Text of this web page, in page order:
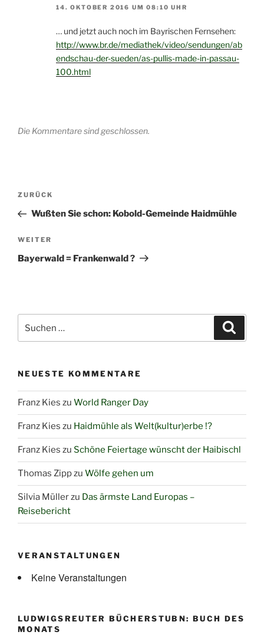
14. OKTOBER 2016 UM 08:10 UHR
… und jetzt auch noch im Bayrischen Fernsehen:
http://www.br.de/mediathek/video/sendungen/ab
endschau-der-sueden/as-pullis-made-in-passau-
100.html
Die Kommentare sind geschlossen.
Beitragsnavigation
Vorheriger
Beitrag
ZURÜCK
Wußten Sie schon: Kobold-Gemeinde Haidmühle
Nächster
Beitrag
WEITER
Bayerwald = Frankenwald ?
nach:
NEUESTE KOMMENTARE
Franz Kies zu World Ranger Day
Franz Kies zu Haidmühle als Welt(kultur)erbe !?
Franz Kies zu Schöne Feiertage wünscht der Haibischl
Thomas Zippzu Wölfe gehen um
Silvia Müllerzu Das ärmste Land Europas –
Reisebericht
VERANSTALTUNGEN
Keine Veranstaltungen
LUDWIGSREUTER BÜCHERSTUBN: BUCH DES
MONATS